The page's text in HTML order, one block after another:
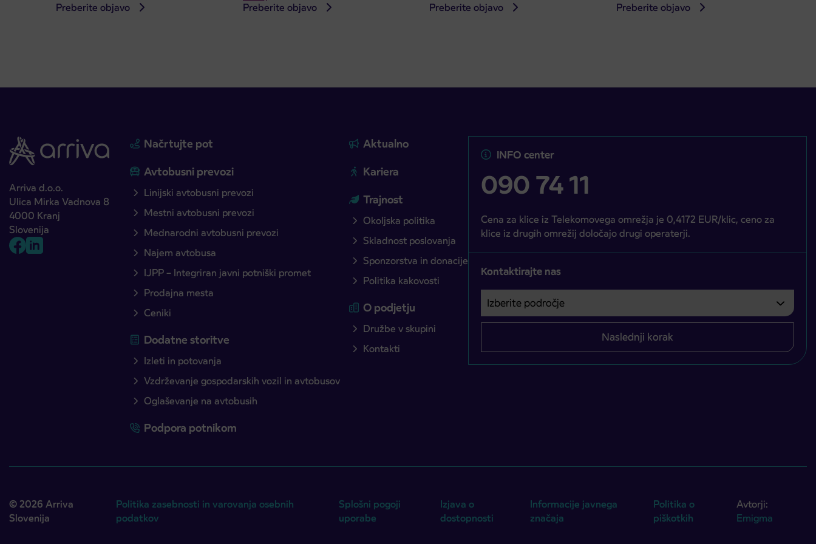
Preberite objavo Preberite objavo Preberite objavo Preberite objavo
Arriva d.o.o.
Ulica Mirka Vadnova 8
4000 Kranj
Slovenija
Načrtujte pot
Avtobusni prevozi
Linijski avtobusni prevozi
Mestni avtobusni prevozi
Mednarodni avtobusni prevozi
Najem avtobusa
IJPP – Integriran javni potniški promet
Prodajna mesta
Ceniki
Dodatne storitve
Izleti in potovanja
Vzdrževanje gospodarskih vozil in avtobusov
Oglaševanje na avtobusih
Podpora potnikom
Aktualno
Kariera
Trajnost
Okoljska politika
Skladnost poslovanja
Sponzorstva in donacije
Politika kakovosti
O podjetju
Družbe v skupini
Kontakti
INFO center
090 74 11
Cena za klice iz Telekomovega omrežja je 0,4172 EUR/klic, ceno za
klice iz drugih omrežij določajo drugi operaterji.
Kontaktirajte nas
Izberite področje
Področje je obvezno izbrati.
Naslednji korak
© 2026 Arriva
Slovenija
Politika zasebnosti in varovanja osebnih
podatkov
Splošni pogoji
uporabe
Izjava o
dostopnosti
Informacije javnega
značaja
Politika o
piškotkih
Avtorji:
Emigma